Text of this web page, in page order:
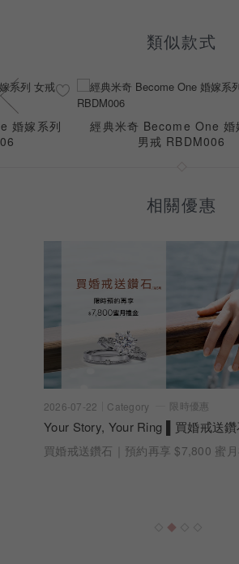
類似款式
婚嫁系列
經典米奇 Become One 婚
男戒 RBDM006
相關優惠
2026-07-22 Category 限時優惠
Your Story, Your Ring ▌買婚戒送鑽
買婚戒送鑽石｜預約再享 $7,800 蜜